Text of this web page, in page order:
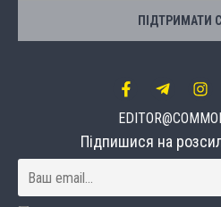
ПІДТРИМАТИ
Підпишися на